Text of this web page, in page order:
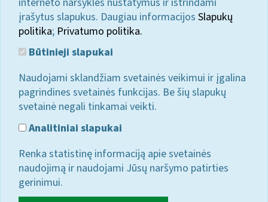
įrašytus slapukus. Daugiau informacijos Slapukų
politika; Privatumo politika.
Būtinieji slapukai
Naudojami sklandžiam svetainės veikimui ir įgalina
pagrindines svetainės funkcijas. Be šių slapukų
svetainė negali tinkamai veikti.
Analitiniai slapukai
Renka statistinę informaciją apie svetainės
naudojimą ir naudojami Jūsų naršymo patirties
gerinimui.